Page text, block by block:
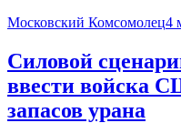
Московский Комсомолец4
Силовой
ввести войска
запасов урана